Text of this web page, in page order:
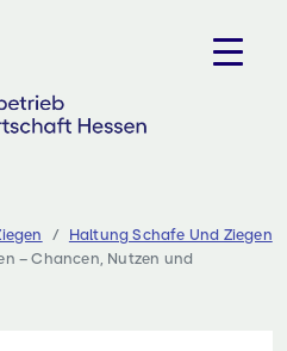
Haltung Schafe Und Ziegen
– Chancen, Nutzen und